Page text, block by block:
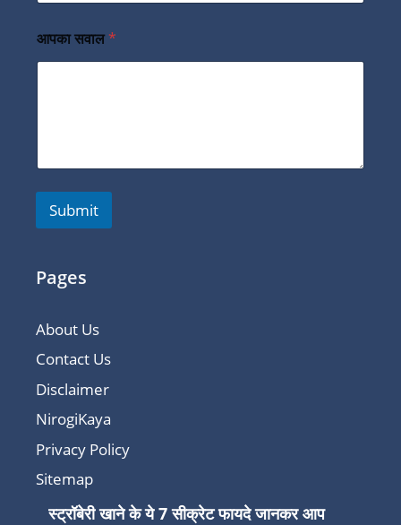
आपका सवाल*
Submit
Pages
About Us
Contact Us
Disclaimer
NirogiKaya
Privacy Policy
Sitemap
स्ट्रॉबेरी खाने के ये 7 सीक्रेट फायदे जानकर आप